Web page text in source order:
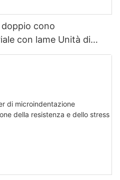
cono
con lame Unità di
con lame